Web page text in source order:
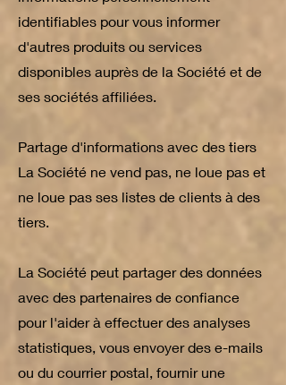
identifiables pour vous informer
d'autres produits ou services
disponibles auprès de la Société et de
ses sociétés affiliées.
Partage d'informations avec des tiers
La Société ne vend pas, ne loue pas et
ne loue pas ses listes de clients à des
tiers.
La Société peut partager des données
avec des partenaires de confiance
pour l'aider à effectuer des analyses
statistiques, vous envoyer des e-mails
ou du courrier postal, fournir une